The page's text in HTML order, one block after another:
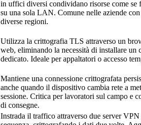
in uffici diversi condividano risorse come se
su una sola LAN. Comune nelle aziende
diverse regioni.
Utilizza la crittografia TLS attraverso un
web, eliminando la necessità di installare un
dedicato. Ideale per appaltatori o accesso
Mantiene una connessione crittografata
anche quando il dispositivo cambia rete a
sessione. Critica per lavoratori sul campo e
di consegne.
Instrada il traffico attraverso due server